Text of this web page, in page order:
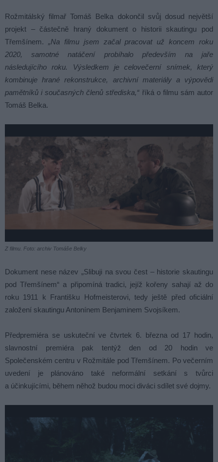
Rožmitálský filmař Tomáš Belka dokončil svůj dosud největší
projekt – částečně hraný dokument o historii skautingu pod
Třemšínem. „Na filmu jsem začal pracovat už koncem roku
2020, samotné natáčení probíhalo především na jaře
následujícího roku. Výsledkem je celovečerní snímek, který
kombinuje hrané rekonstrukce, archivní materiály a výpovědi
pamětníků i současných členů střediska,“ říká o filmu sám autor
Tomáš Belka.
Z filmu. Foto: archiv Tomáše Belky
Dokument nese název „Slibuji na svou čest – historie skautingu
pod Třemšínem“ a připomíná tradici, jejíž kořeny sahají až do
roku 1911 k Františku Hofmeisterovi, tedy ještě před oficiální
založení skautingu Antonínem Benjaminem Svojsíkem.
Předpremiéra se uskuteční ve čtvrtek 6. března od 17 hodin,
slavnostní premiéra pak tentýž den od 20 hodin ve
Společenském centru v Rožmitále pod Třemšínem. Po večerním
uvedení je plánováno také neformální setkání s tvůrci
a účinkujícími, během něhož budou moci diváci sdílet své dojmy.